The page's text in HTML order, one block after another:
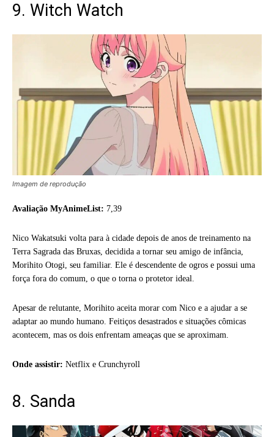
9. Witch Watch
Imagem de reprodução
Avaliação MyAnimeList: 7,39
Nico Wakatsuki volta para à cidade depois de anos de treinamento na
Terra Sagrada das Bruxas, decidida a tornar seu amigo de infância,
Morihito Otogi, seu familiar. Ele é descendente de ogros e possui uma
força fora do comum, o que o torna o protetor ideal.
Apesar de relutante, Morihito aceita morar com Nico e a ajudar a se
adaptar ao mundo humano. Feitiços desastrados e situações cômicas
acontecem, mas os dois enfrentam ameaças que se aproximam.
Onde assistir: Netflix e Crunchyroll
8. Sanda